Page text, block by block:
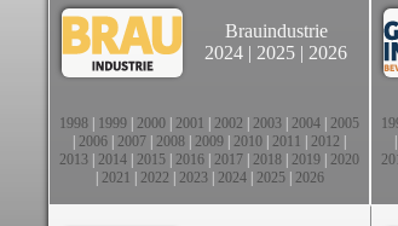
Brauindustrie
2024 | 2025 | 2026
1998 1999 2000 2001 2002 2003 2004 2005
2006 2007 2008 2009 2010 2011 2012
2013 2014 2015 2016 2017 2018 2019 2020
2021 2022 2023| 2024| 2025| 2026